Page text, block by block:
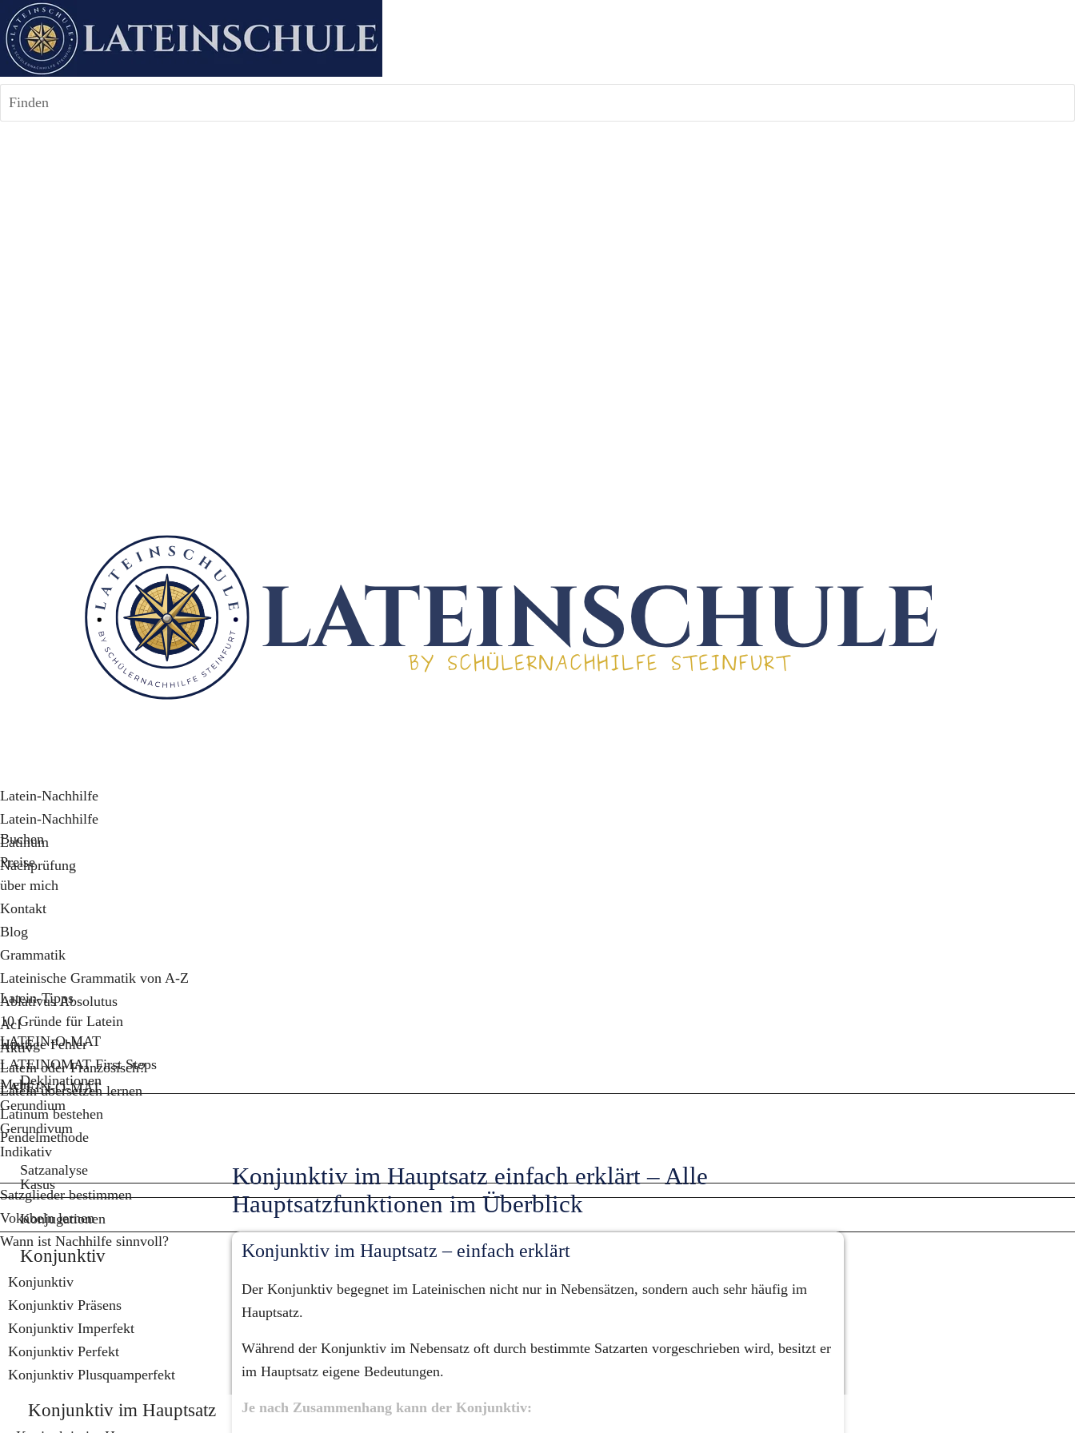
Finden
Latein-Nachhilfe
Latein-Nachhilfe
Latinum
Nachprüfung
Buchen
Preise
über mich
Kontakt
Blog
Grammatik
Lateinische Grammatik von A-Z
Ablativus Absolutus
AcI
Aktiv
Deklinationen
Gerundium
Gerundivum
Indikativ
Kasus
Konjugationen
Konjunktiv
Konjunktiv
Konjunktiv Präsens
Konjunktiv Imperfekt
Konjunktiv Perfekt
Konjunktiv Plusquamperfekt
Konjunktiv im Hauptsatz
Latein-Tipps
10 Gründe für Latein
Häufige Fehler
Latein oder Französisch?
Latein übersetzen lernen
Latinum bestehen
Pendelmethode
Satzanalyse
Satzglieder bestimmen
Vokabeln lernen
Wann ist Nachhilfe sinnvoll?
LATEIN-O-MAT
LATEINOMAT First Steps
LATEIN-O-MAT
Mehr...
Konjunktiv im Hauptsatz einfach erklärt – Alle
Hauptsatzfunktionen im Überblick
Konjunktiv im Hauptsatz – einfach erklärt
Der Konjunktiv begegnet im Lateinischen nicht nur in Nebensätzen, sondern auch sehr häufig im
Hauptsatz.
Während der Konjunktiv im Nebensatz oft durch bestimmte Satzarten vorgeschrieben wird, besitzt er
im Hauptsatz eigene Bedeutungen.
Je nach Zusammenhang kann der Konjunktiv: